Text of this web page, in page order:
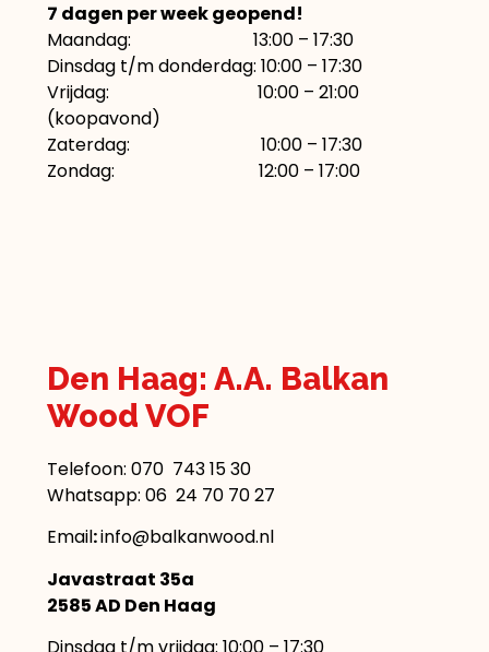
Den Haag: A.A. Balkan
Wood VOF
Telefoon:070 743 15 30
Whatsapp: 06 24 70 70 27
Email:info@balkanwood.nl
Javastraat 35a
2585 AD Den Haag
7 dagen per week geopend!
Maandag: 13:00 – 17:30
Dinsdag t/m donderdag: 10:00 – 17:30
Vrijdag: 10:00 – 21:00
(koopavond)
Zaterdag: 10:00 – 17:30
Zondag: 12:00 – 17:00